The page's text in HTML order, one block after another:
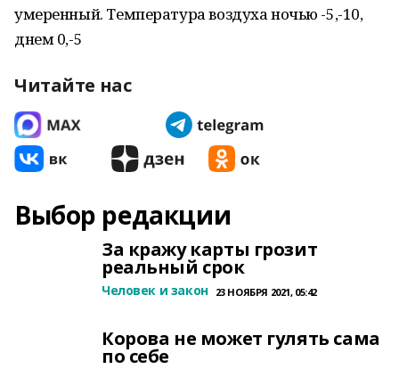
умеренный. Температура воздуха ночью -5,-10,
днем 0,-5
Читайте нас
Выбор редакции
За кражу карты грозит
реальный срок
Человек и закон 23 НОЯБРЯ 2021, 05:42
Корова не может гулять сама
по себе